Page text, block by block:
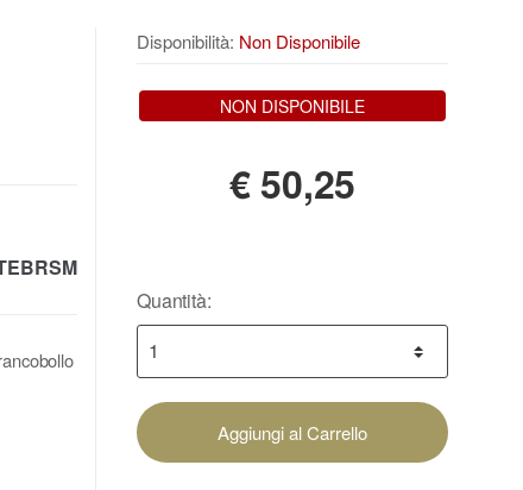
Disponibilità: Non Disponibile
NON DISPONIBILE
€50,25
Quantità:
Aggiungi al Carrello